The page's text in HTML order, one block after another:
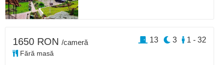
1650 RON /cameră
Fără masă
1 - 32
3
13